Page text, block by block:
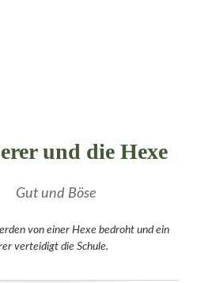
und die Hexe
Gut und Böse
von einer Hexe bedroht und ein
verteidigt die Schule.